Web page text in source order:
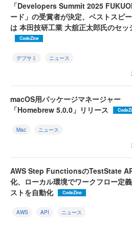
「Developers Summit 2025
ード」の受賞者が決定、ベストスピ
は 本田技研工業 大舘正太郎氏のセッ
CodeZine
デブサミ ニュース
macOS用パッケージマネージャー
「Homebrew 5.0.0」リリース
Mac ニュース
AWS Step FunctionsのTestState
化、ローカル環境でワークフロー定
ストを自動化
CodeZine
AWS API ニュース